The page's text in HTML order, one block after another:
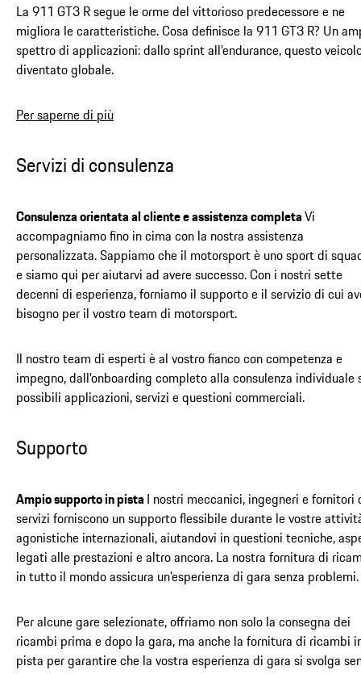
La 911 GT3 R segue le orme del vittorioso predecessore e ne
migliora le caratteristiche. Cosa definisce la 911 GT3 R? Un
spettro di applicazioni: dallo sprint all'endurance, questo
diventato globale.
Per saperne di più
Servizi di consulenza
Consulenza orientata al cliente e assistenza completaVi
accompagniamo fino in cima con la nostra assistenza
personalizzata. Sappiamo che il motorsport è uno sport di
e siamo qui per aiutarvi ad avere successo. Con i nostri sette
decenni di esperienza, forniamo il supporto e il servizio di cui
bisogno per il vostro team di motorsport.
Il nostro team di esperti è al vostro fianco con competenza e
impegno, dall'onboarding completo alla consulenza individuale
possibili applicazioni, servizi e questioni commerciali.
Supporto
Ampio supporto in pista I nostri meccanici, ingegneri e fornitori
servizi forniscono un supporto flessibile durante le vostre
agonistiche internazionali, aiutandovi in questioni tecniche,
legati alle prestazioni e altro ancora. La nostra fornitura di
in tutto il mondo assicura un'esperienza di gara senza problemi.
Per alcune gare selezionate, offriamo non solo la consegna dei
ricambi prima e dopo la gara, ma anche la fornitura di ricambi
pista per garantire che la vostra esperienza di gara si svolga